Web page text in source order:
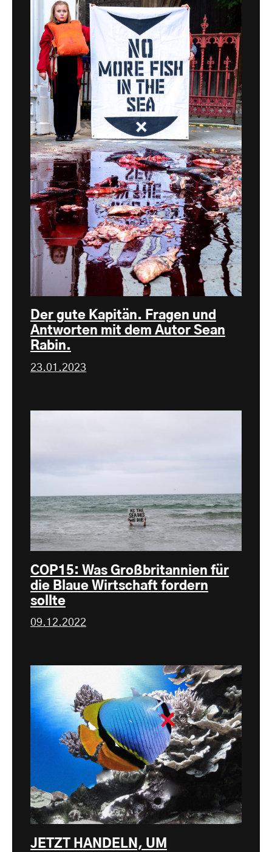
Der gute Kapitän. Fragen und
Antworten mit dem Autor Sean
Rabin.
23.01.2023
COP15: Was Großbritannien für
die Blaue Wirtschaft fordern
sollte
09.12.2022
JETZT HANDELN, UM